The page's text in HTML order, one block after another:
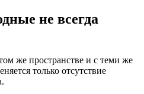
не всегда
же пространстве и с теми же
только отсутствие